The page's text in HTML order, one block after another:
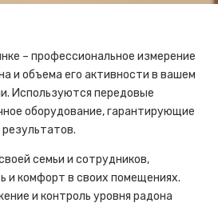
– профессиональное измерение
и объема его активности в вашем
Используются передовые
оборудование, гарантирующие
семьи и сотрудников,
и комфорт в своих помещениях.
и контроль уровня радона